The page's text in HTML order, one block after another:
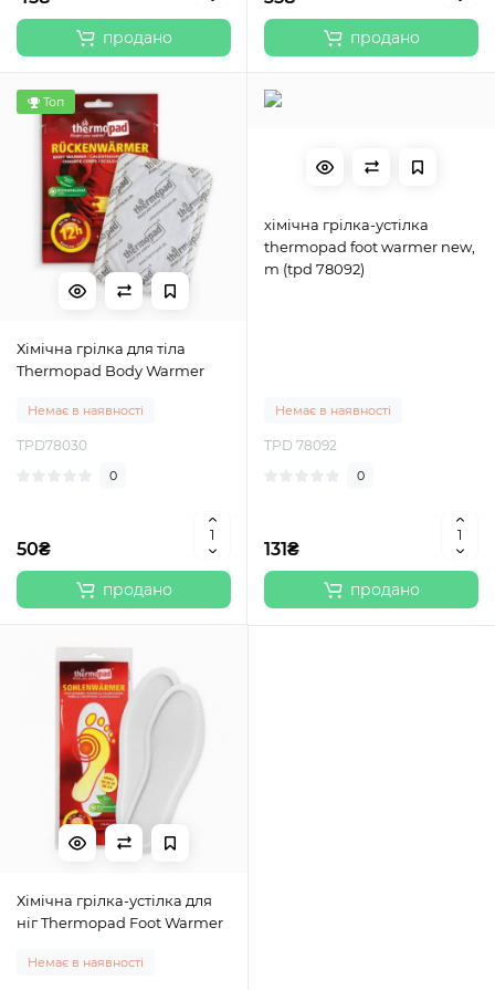
продано продано
Топ
Хімічна грілка для тіла
Thermopad Body Warmer
Немає в наявності
TPD78030
0
50₴
продано
хімічна грілка-устілка
thermopad foot warmer new,
m (tpd 78092)
Немає в наявності
TPD 78092
0
131₴
продано
Хімічна грілка-устілка для
ніг Thermopad Foot Warmer
Немає в наявності